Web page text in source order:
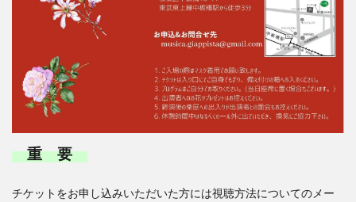
重 要
チケットをお申し込みいただいた方には視聴方法についてのメー